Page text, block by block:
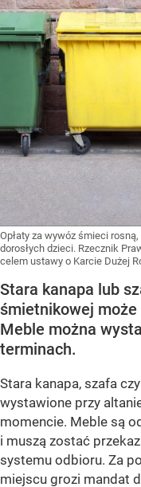
Opłaty za wywóz śmieci
dorosłych dzieci. Rzecznik
celem ustawy o Karcie Dużej
Stara kanapa lub
śmietnikowej może
Meble można
terminach.
Stara kanapa, szafa
wystawione przy
momencie. Meble są
i muszą zostać
systemu odbioru. Za
miejscu grozi mandat